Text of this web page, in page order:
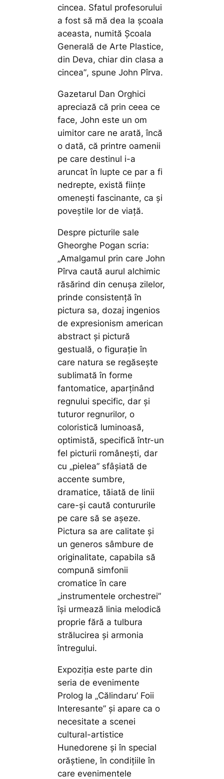
cincea. Sfatul profesorului
a fost să mă dea la şcoala
aceasta, numită Şcoala
Generală de Arte Plastice,
din Deva, chiar din clasa a
cincea”, spune John Pîrva.
Gazetarul Dan Orghici
apreciază că prin ceea ce
face, John este un om
uimitor care ne arată, încă
o dată, că printre oamenii
pe care destinul i-a
aruncat în lupte ce par a fi
nedrepte, există ființe
omenești fascinante, ca și
poveștile lor de viață.
Despre picturile sale
Gheorghe Pogan scria:
„Amalgamul prin care John
Pîrva caută aurul alchimic
răsărind din cenuşa zilelor,
prinde consistenţă în
pictura sa, dozaj ingenios
de expresionism american
abstract şi pictură
gestuală, o figuraţie în
care natura se regăseşte
sublimată în forme
fantomatice, aparţinând
regnului specific, dar şi
tuturor regnurilor, o
coloristică luminoasă,
optimistă, specifică într-un
fel picturii româneşti, dar
cu „pielea” sfâşiată de
accente sumbre,
dramatice, tăiată de linii
care-şi caută contururile
pe care să se aşeze.
Pictura sa are calitate şi
un generos sâmbure de
originalitate, capabila să
compună simfonii
cromatice în care
„instrumentele orchestrei”
îşi urmează linia melodică
proprie fără a tulbura
strălucirea şi armonia
întregului.
Expoziția este parte din
seria de evenimente
Prolog la „Călindaru’ Foii
Interesante” și apare ca o
necesitate a scenei
cultural-artistice
Hunedorene şi în special
orăștiene, în condiţiile în
care evenimentele